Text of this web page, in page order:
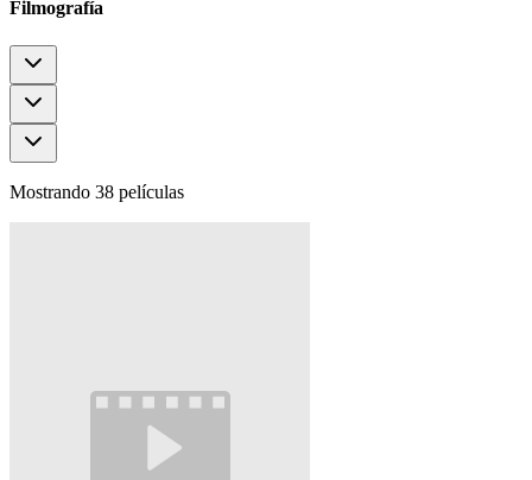
Filmografía
Mostrando 38 películas